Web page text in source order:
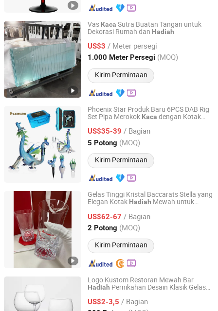
Vas Kaca Sutra Buatan Tangan untuk
Dekorasi Rumah dan Hadiah
US$3 / Meter persegi
1.000 Meter Persegi (MOQ)
Kirim Permintaan
Qinhuangdao Tianyao Glass Co., Ltd
Hebei, China Harga mulai 2025
Phoenix Star Produk Baru 6PCS DAB Rig
Set Pipa Merokok Kaca dengan Kotak
US$35-39 / Bagian
5 Potong (MOQ)
Kirim Permintaan
HF GLASS PRODUCTS CO., LIMITED
Hebei, China Harga mulai 2016
Gelas Tinggi Kristal Baccarats Stella yang
Elegan Kotak Hadiah Mewah untuk
US$62-67 / Bagian
2 Potong (MOQ)
Kirim Permintaan
Zhongshan Wynns Lighting Co.,Ltd
Guangdong, China Harga mulai 2022
Logo Kustom Restoran Mewah Bar
Hadiah Pernikahan Desain Klasik Gelas
US$2-3,5 / Bagian
Hangzhou Gold King Materials Co., Ltd.